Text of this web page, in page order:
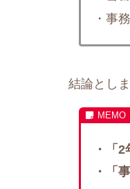
・事
結論とし
・「
・「